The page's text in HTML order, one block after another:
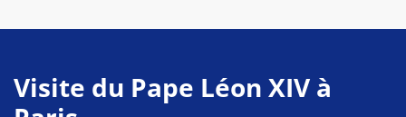
Visite du Pape Léon XIV à